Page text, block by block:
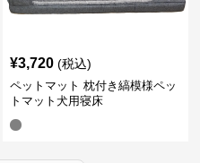
¥3,720 (税込)
ペットマット 枕付き縞模様ペッ
トマット犬用寝床